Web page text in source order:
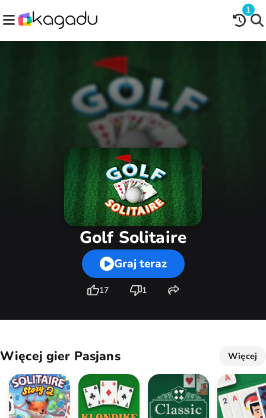
1
Golf Solitaire
Graj teraz
17 1
Więcej gier Pasjans Więcej